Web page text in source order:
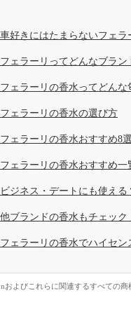
車好きにはたまらないフェラ
フェラーリってどんなブラン
フェラーリの香水ってどん
フェラーリの香水の選び方
フェラーリの香水おすすめ8選
フェラーリの香水おすすめ一
ビジネス・デートにも使える
他ブランドの香水もチェック
フェラーリの香水でハイセン
およびこれらに関連するすべての